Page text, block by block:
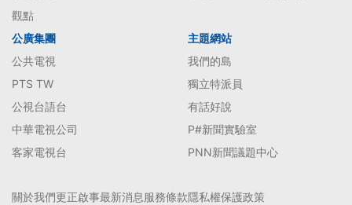
觀點
公廣集團
公共電視
PTS TW
公視台語台
中華電視公司
客家電視台
主題網站
我們的島
獨立特派員
有話好說
P#新聞實驗室
PNN新聞議題中心
關於我們更正啟事最新消息服務條款隱私權保護政策